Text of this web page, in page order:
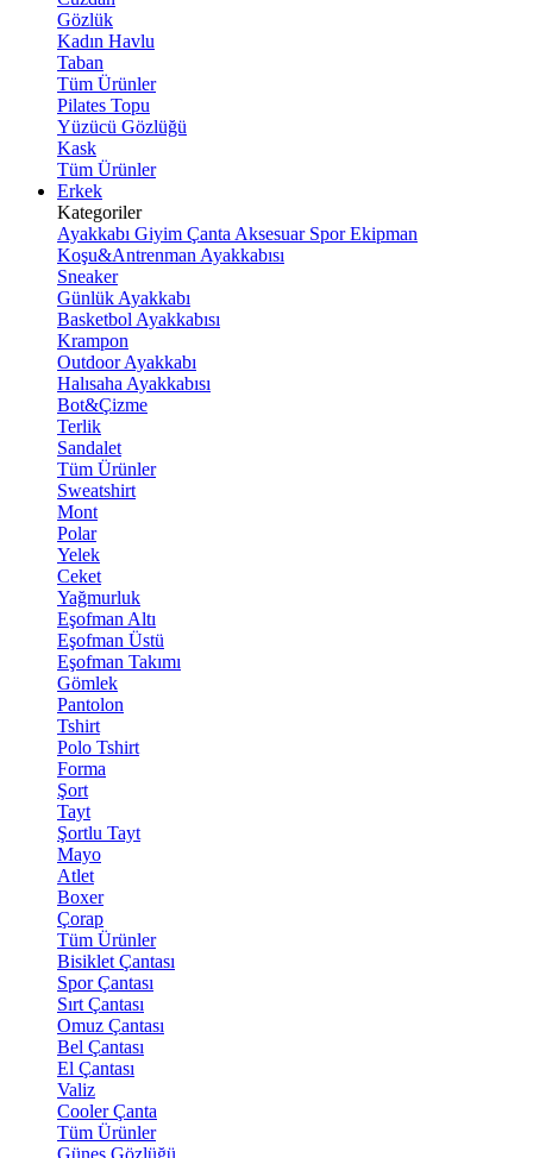
Gözlük
Kadın Havlu
Taban
Tüm Ürünler
Pilates Topu
Yüzücü Gözlüğü
Kask
Tüm Ürünler
Erkek
Kategoriler
Ayakkabı Giyim Çanta Aksesuar Spor Ekipman
Koşu&Antrenman Ayakkabısı
Sneaker
Günlük Ayakkabı
Basketbol Ayakkabısı
Krampon
Outdoor Ayakkabı
Halısaha Ayakkabısı
Bot&Çizme
Terlik
Sandalet
Tüm Ürünler
Sweatshirt
Mont
Polar
Yelek
Ceket
Yağmurluk
Eşofman Altı
Eşofman Üstü
Eşofman Takımı
Gömlek
Pantolon
Tshirt
Polo Tshirt
Forma
Şort
Tayt
Şortlu Tayt
Mayo
Atlet
Boxer
Çorap
Tüm Ürünler
Bisiklet Çantası
Spor Çantası
Sırt Çantası
Omuz Çantası
Bel Çantası
El Çantası
Valiz
Cooler Çanta
Tüm Ürünler
Güneş Gözlüğü